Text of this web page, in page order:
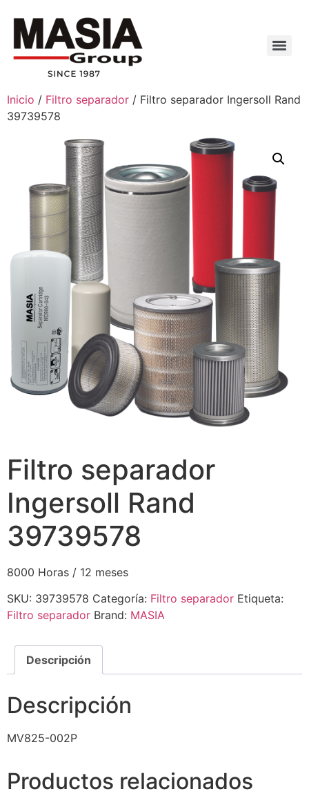
Inicio / Filtro separador / Filtro separador Ingersoll Rand
39739578
Filtro separador
Ingersoll Rand
39739578
8000 Horas / 12 meses
SKU: 39739578 Categoría: Filtro separador Etiqueta:
Filtro separador Brand: MASIA
Descripción
Descripción
MV825-002P
Productos relacionados